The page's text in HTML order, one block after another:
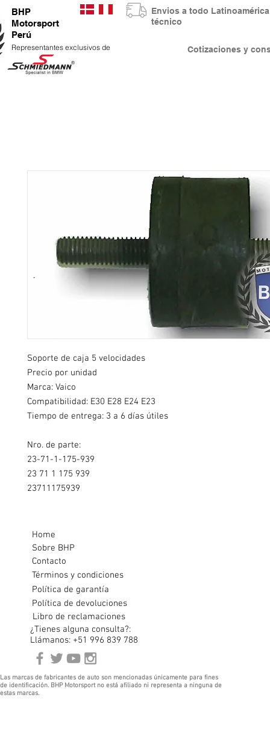
BHP
Motorsport
Perú
Representantes exclusivos de Cotizaciones y
Envios a todo
técnico
Soporte de caja 5 velocidades
Precio por unidad
Marca: Vaico
Compatibilidad: E30 E28 E24 E23
Tiempo de entrega: 3 a 6 días útiles
Nro. de parte:
23-71-1-175-939
23 71 1 175 939
23711175939
Home
Sobre BHP
Contacto
Términos y condiciones
Política de garantía
Política de devoluciones
Libro de reclamaciones
¿Tienes alguna consulta?:
Llámanos: +51 996 839 788
Las marcas de fabricantes de auto son mencionadas únicamente para fines
de identificación. BHP Motorsport no está afiliado ni representa a ninguna de
estas marcas.